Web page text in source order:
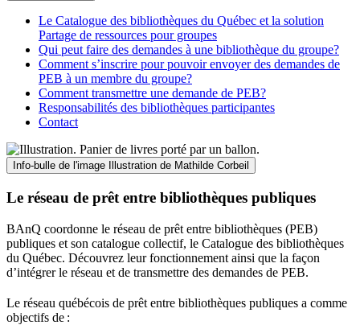
Le Catalogue des bibliothèques du Québec et la solution
Partage de ressources pour groupes
Qui peut faire des demandes à une bibliothèque du groupe?
Comment s’inscrire pour pouvoir envoyer des demandes de
PEB à un membre du groupe?
Comment transmettre une demande de PEB?
Responsabilités des bibliothèques participantes
Contact
Info-bulle de l'image Illustration de Mathilde Corbeil
Le réseau de prêt entre bibliothèques publiques
BAnQ coordonne le réseau de prêt entre bibliothèques (PEB)
publiques et son catalogue collectif, le Catalogue des bibliothèques
du Québec. Découvrez leur fonctionnement ainsi que la façon
d’intégrer le réseau et de transmettre des demandes de PEB.
Le réseau québécois de prêt entre bibliothèques publiques a comme
objectifs de :